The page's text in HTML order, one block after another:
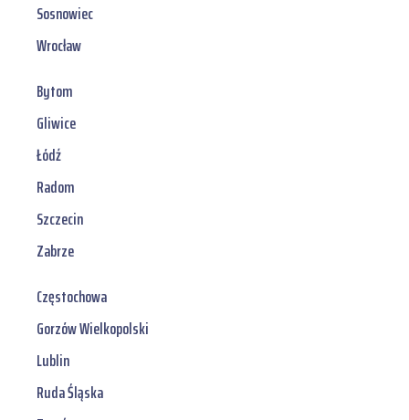
Sosnowiec
Wrocław
Bytom
Gliwice
Łódź
Radom
Szczecin
Zabrze
Częstochowa
Gorzów Wielkopolski
Lublin
Ruda Śląska